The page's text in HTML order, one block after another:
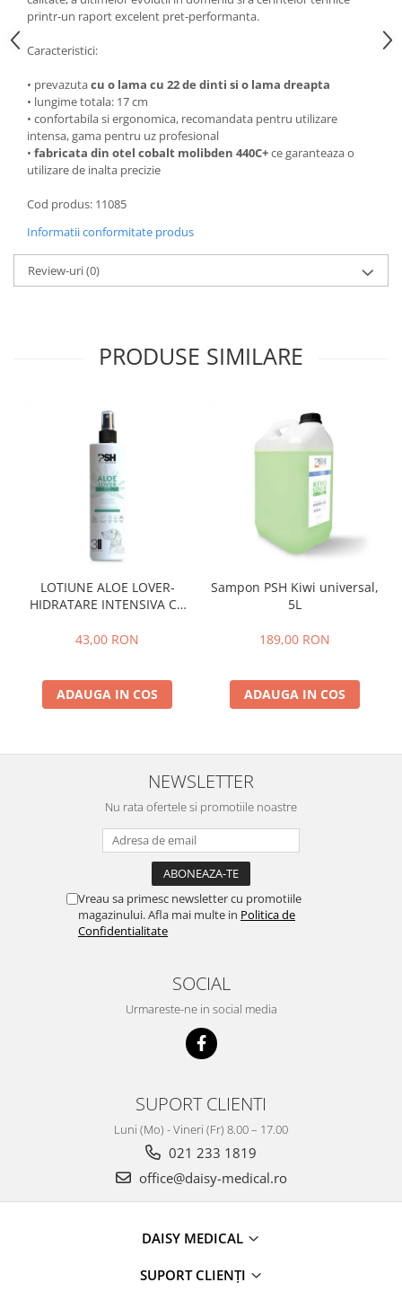
Lămpi bactericide
Lămpi frontale
Stomatologie veterinara
printr-un raport excelent pret-performanta.
Caracteristici:
• prevazutacu o lama cu 22 de dinti si o lama dreapta
• lungime totala: 17 cm
• confortabila si ergonomica, recomandata pentru utilizare
intensa, gama pentru uz profesional
• fabricata din otel cobalt molibden 440C+ce garanteaza o
utilizare de inalta precizie
Cod produs: 11085
Informatii conformitate produs
Review-uri(0)
PRODUSE SIMILARE
LOTIUNE ALOE LOVER-
HIDRATARE INTENSIVA CU
,PSH, 300 ml
43,00 RON
ADAUGA IN COS
Sampon PSH Kiwi universal,
5L
189,00 RON
ADAUGA IN COS
NEWSLETTER
Nu rata ofertele si promotiile noastre
Vreau sa primesc newsletter cu promotiile
magazinului. Afla mai multe in Politica de
Confidentialitate
SOCIAL
Urmareste-ne in social media
SUPORT CLIENTI
Luni (Mo) - Vineri (Fr) 8.00 – 17.00
021 233 1819
office@daisy-medical.ro
DAISY MEDICAL
SUPORT CLIENȚI